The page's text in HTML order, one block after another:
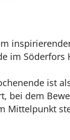
im Söderfors
ist
bei dem
Mittelpunkt